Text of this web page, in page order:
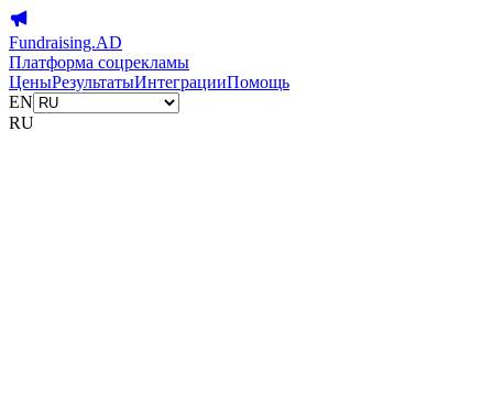
Fundraising.AD
Платформа соцрекламы
ЦеныРезультатыИнтеграцииПомощь
EN
RU